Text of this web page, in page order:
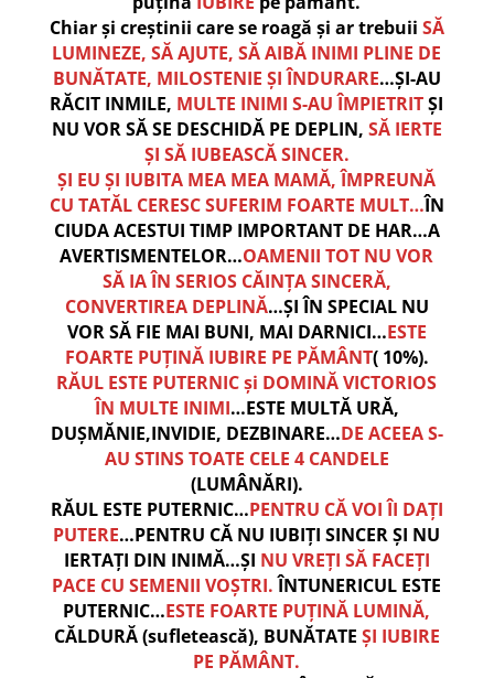
Chiar și creștinii care se roagă și ar trebuii SĂ
LUMINEZE, SĂ AJUTE, SĂ AIBĂ INIMI PLINE DE
BUNĂTATE, MILOSTENIE ȘI ÎNDURARE…ȘI-AU
RĂCIT INMILE, MULTE INIMI S-AU ÎMPIETRITȘI
NU VOR SĂ SE DESCHIDĂ PE DEPLIN, SĂ IERTE
ȘI SĂ IUBEASCĂ SINCER.
ȘI EU ȘI IUBITA MEA MEA MAMĂ, ÎMPREUNĂ
CU TATĂL CERESC SUFERIM FOARTE MULT…ÎN
CIUDA ACESTUI TIMP IMPORTANT DE HAR…A
AVERTISMENTELOR…OAMENII TOT NU VOR
SĂ IA ÎN SERIOS CĂINȚA SINCERĂ,
CONVERTIREA DEPLINĂ…ȘI ÎN SPECIAL NU
VOR SĂ FIE MAI BUNI, MAI DARNICI…ESTE
FOARTE PUȚINĂ IUBIRE PE PĂMÂNT( 10%).
RĂUL ESTE PUTERNIC și DOMINĂ VICTORIOS
ÎN MULTE INIMI…ESTE MULTĂ URĂ,
DUȘMĂNIE,INVIDIE, DEZBINARE…DE ACEEA S-
AU STINS TOATE CELE 4 CANDELE
(LUMÂNĂRI).
RĂUL ESTE PUTERNIC…PENTRU CĂ VOI ÎI DAȚI
PUTERE…PENTRU CĂ NU IUBIȚI SINCER ȘI NU
IERTAȚI DIN INIMĂ…ȘI NU VREȚI SĂ FACEȚI
PACE CU SEMENII VOȘTRI.ÎNTUNERICUL ESTE
PUTERNIC…ESTE FOARTE PUȚINĂ LUMINĂ,
CĂLDURĂ (sufletească), BUNĂTATE ȘI IUBIRE
PE PĂMÂNT.